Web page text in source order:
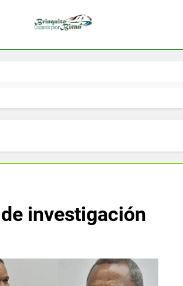
investigación